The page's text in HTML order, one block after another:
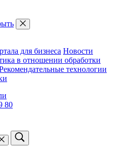
для бизнеса Новости
в отношении обработки
технологии
80